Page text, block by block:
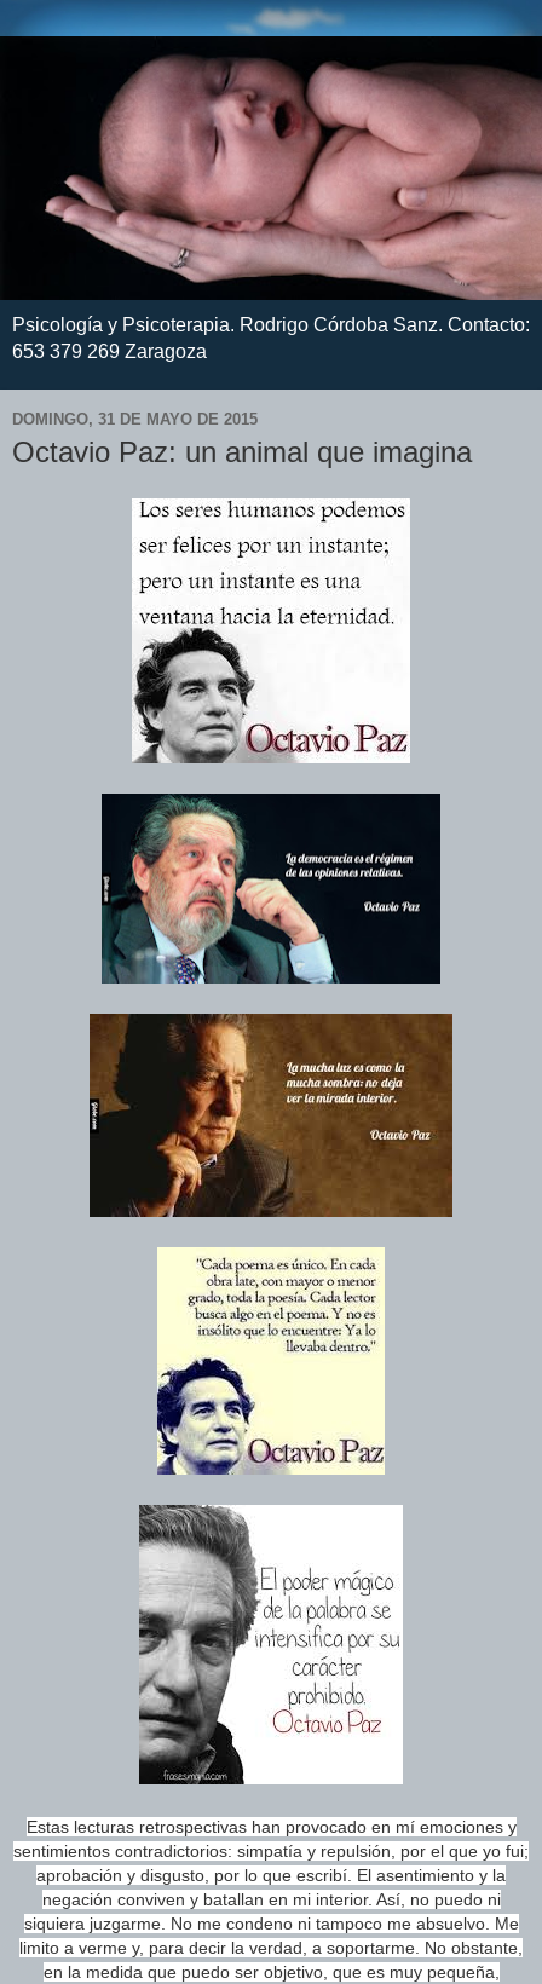
Psicología y Psicoterapia. Rodrigo Córdoba Sanz. Contacto:
653 379 269 Zaragoza
DOMINGO, 31 DE MAYO DE 2015
Octavio Paz: un animal que imagina
Estas lecturas retrospectivas han provocado en mí emociones y
sentimientos contradictorios: simpatía y repulsión, por el que yo fui;
aprobación y disgusto, por lo que escribí. El asentimiento y la
negación conviven y batallan en mi interior. Así, no puedo ni
siquiera juzgarme. No me condeno ni tampoco me absuelvo. Me
limito a verme y, para decir la verdad, a soportarme. No obstante,
en la medida que puedo ser objetivo, que es muy pequeña,